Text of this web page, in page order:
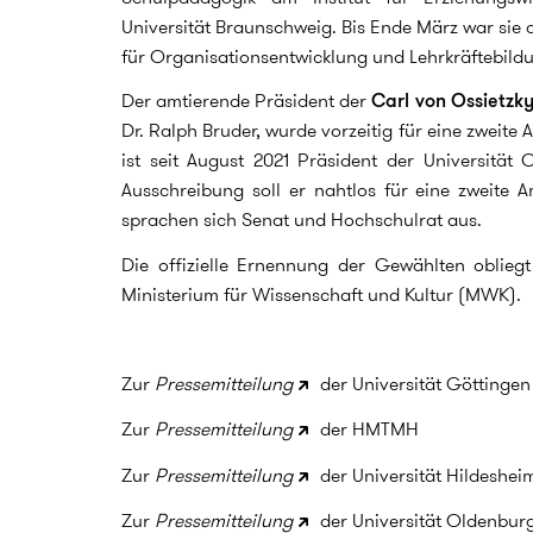
Universität Braunschweig. Bis Ende März war
für Organisationsentwicklung und
Der amtierende Präsident derCarl von
Dr. Ralph Bruder, wurde vorzeitig für eine zweite
ist seit August 2021 Präsident der Universität
Ausschreibung soll er nahtlos für eine zweite
sprachen sich Senat und Hochschulrat aus.
Die offizielle Ernennung der Gewählten
Ministerium für Wissenschaft und Kultur (MWK).
Zur Pressemitteilung
der Universität Göttingen
Zur Pressemitteilung
der HMTMH
Zur Pressemitteilung
der Universität
Zur Pressemitteilung der Universität